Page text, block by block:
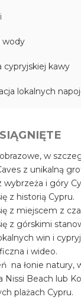
wody
cypryjskiej kawy
lokalnych
w
z unikalną
wybrzeża i góry
z historią Cypru.
z miejscem z
z górskimi
win i
i wideo.
na łonie natury,
Nissi Beach lub
plażach Cypru.